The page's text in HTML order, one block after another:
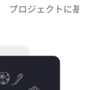
プロジェクトに基